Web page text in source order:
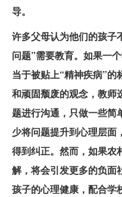
导。
许多父母认为他们的孩子
问题”需要教育。如果一
当于被贴上“精神疾病”
和顽固颓废的观念，教师
题进行沟通，只做一些简
少将问题提升到心理层面
得到纠正。然而，如果农
解，将会引发更多的负面
孩子的心理健康，配合学